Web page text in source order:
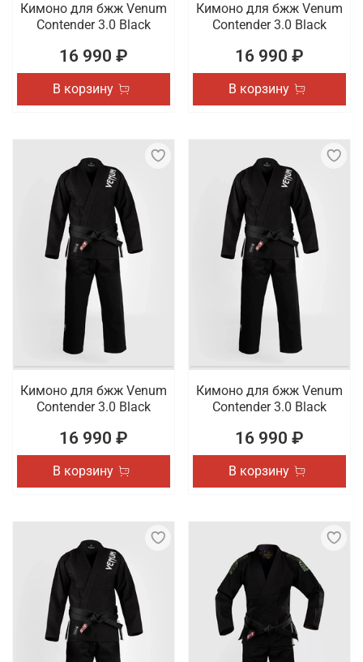
Кимоно для бжж Venum
Contender 3.0 Black
16 990 ₽
В корзину
Кимоно для бжж Venum
Contender 3.0 Black
16 990 ₽
В корзину
Кимоно для бжж Venum
Contender 3.0 Black
16 990 ₽
В корзину
Кимоно для бжж Venum
Contender 3.0 Black
16 990 ₽
В корзину